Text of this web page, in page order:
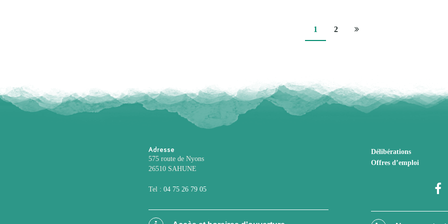
1 2
Page
Adresse
575 route de Nyons
26510 SAHUNE
Tel : 04 75 26 79 05
Délibérations
Offres d’emploi